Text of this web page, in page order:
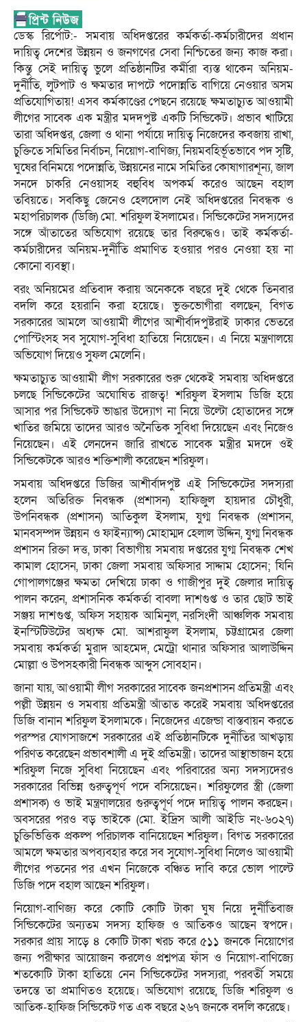
ডেস্ক রির্পোট:- সমবায় অধিদপ্তরের কর্মকর্তা-কর্মচারীদের প্রধান
দায়িত্ব দেশের উন্নয়ন ও জনগণের সেবা নিশ্চিতের জন্য কাজ করা।
কিন্তু সেই দায়িত্ব ভুলে প্রতিষ্ঠানটির কর্মীরা ব্যস্ত থাকেন অনিয়ম-
দুর্নীতি, লুটপাট ও ক্ষমতার দাপটে পদোন্নতি বাগিয়ে নেওয়ার অসম
প্রতিযোগিতায়! এসব কর্মকাণ্ডের পেছনে রয়েছে ক্ষমতাচ্যুত আওয়ামী
লীগের সাবেক এক মন্ত্রীর মদদপুষ্ট একটি সিন্ডিকেট। প্রভাব খাটিয়ে
তারা অধিদপ্তর, জেলা ও থানা পর্যায়ে দায়িত্ব নিজেদের কবজায় রাখা,
চুক্তিতে সমিতির নির্বাচন, নিয়োগ-বাণিজ্য, নিয়মবহির্ভূতভাবে পদ সৃষ্টি,
ঘুষের বিনিময়ে পদোন্নতি, উন্নয়নের নামে সমিতির কোষাগারশূন্য, জাল
সনদে চাকরি নেওয়াসহ বহুবিধ অপকর্ম করেও আছেন বহাল
তবিয়তে। সবকিছু জেনেও হেলদোল নেই অধিদপ্তরের নিবন্ধক ও
মহাপরিচালক (ডিজি) মো. শরিফুল ইসলামের। সিন্ডিকেটের সদস্যদের
সঙ্গে আঁতাতের অভিযোগ রয়েছে তার বিরুদ্ধেও। তাই কর্মকর্তা-
কর্মচারীদের অনিয়ম-দুর্নীতি প্রমাণিত হওয়ার পরও নেওয়া হয় না
কোনো ব্যবস্থা।
বরং অনিয়মের প্রতিবাদ করায় অনেককে বছরে দুই থেকে তিনবার
বদলি করে হয়রানি করা হয়েছে। ভুক্তভোগীরা বলছেন, বিগত
সরকারের আমলে আওয়ামী লীগের আশীর্বাদপুষ্টরাই ঢাকার ভেতরে
পোস্টিংসহ সব সুযোগ-সুবিধা হাতিয়ে নিয়েছেন। এ নিয়ে মন্ত্রণালয়ে
অভিযোগ দিয়েও সুফল মেলেনি।
ক্ষমতাচ্যুত আওয়ামী লীগ সরকারের শুরু থেকেই সমবায় অধিদপ্তরে
চলছে সিন্ডিকেটের অঘোষিত রাজত্ব! শরিফুল ইসলাম ডিজি হয়ে
আসার পর সিন্ডিকেট ভাঙার উদ্যোগ না নিয়ে উল্টো হোতাদের সঙ্গে
খাতির জমিয়ে তাদের আরও অনৈতিক সুবিধা দিয়েছেন এবং নিজেও
নিয়েছেন। এই লেনদেন জারি রাখতে সাবেক মন্ত্রীর মদদে ওই
সিন্ডিকেটকে আরও শক্তিশালী করেছেন শরিফুল।
সমবায় অধিদপ্তরে ডিজির আশীর্বাদপুষ্ট এই সিন্ডিকেটের সদস্যরা
হলেন অতিরিক্ত নিবন্ধক (প্রশাসন) হাফিজুল হায়দার চৌধুরী,
উপনিবন্ধক (প্রশাসন) আতিকুল ইসলাম, যুগ্ম নিবন্ধক (প্রশাসন,
মানবসম্পদ উন্নয়ন ও ফাইন্যান্স) মোহাম্মদ হেলাল উদ্দিন, যুগ্ম নিবন্ধক
প্রশাসন রিক্তা দত্ত, ঢাকা বিভাগীয় সমবায় দপ্তরের যুগ্ম নিবন্ধক শেখ
কামাল হোসেন, ঢাকা জেলা সমবায় অফিসার সাদ্দাম হোসেন; যিনি
গোপালগঞ্জের ক্ষমতা দেখিয়ে ঢাকা ও গাজীপুর দুই জেলার দায়িত্ব
পালন করেন, প্রশাসনিক কর্মকর্তা বাবলা দাশগুপ্ত ও তার ছোট ভাই
সঞ্জয় দাশগুপ্ত, অফিস সহায়ক আমিনুল, নরসিংদী আঞ্চলিক সমবায়
ইনস্টিটিউটের অধ্যক্ষ মো. আশরাফুল ইসলাম, চট্টগ্রামের জেলা
সমবায় কর্মকর্তা মুরাদ আহমেদ, মেট্রো থানার অফিসার আলাউদ্দিন
মোল্লা ও উপসহকারী নিবন্ধক আব্দুস সোবহান।
জানা যায়, আওয়ামী লীগ সরকারের সাবেক জনপ্রশাসন প্রতিমন্ত্রী এবং
পল্লী উন্নয়ন ও সমবায় প্রতিমন্ত্রী আঁতাত করেই সমবায় অধিদপ্তরের
ডিজি বানান শরিফুল ইসলামকে। নিজেদের এজেন্ডা বাস্তবায়ন করতে
পরস্পর যোগসাজশে সরকারের এই প্রতিষ্ঠানটিকে দুর্নীতির আখড়ায়
পরিণত করেছেন প্রভাবশালী এ দুই প্রতিমন্ত্রী। তাদের আস্থাভাজন হয়ে
শরিফুল নিজে সুবিধা নিয়েছেন এবং পরিবারের অন্য সদস্যদেরও
সরকারের বিভিন্ন গুরুত্বপূর্ণ পদে বসিয়েছেন। শরিফুলের স্ত্রী (জেলা
প্রশাসক) ও ভাই মন্ত্রণালয়ের গুরুত্বপূর্ণ পদে দায়িত্ব পালন করছেন।
অবসরের পরও বড় ভাইকে (মো. ইদ্রিস আলী আইডি নং-৬০২৭)
চুক্তিভিত্তিক প্রকল্প পরিচালক বানিয়েছেন শরিফুল। বিগত সরকারের
আমলে ক্ষমতার অপব্যবহার করে সব সুযোগ-সুবিধা নিলেও আওয়ামী
লীগের পতনের পর এখন নিজেকে বঞ্চিত দাবি করে ভোল পাল্টে
ডিজি পদে বহাল আছেন শরিফুল।
নিয়োগ-বাণিজ্য করে কোটি কোটি টাকা ঘুষ নিয়ে দুর্নীতিবাজ
সিন্ডিকেটের অন্যতম সদস্য হাফিজ ও আতিকও আছেন স্বপদে।
সরকার প্রায় সাড়ে ৪ কোটি টাকা খরচ করে ৫১১ জনকে নিয়োগের
জন্য পরীক্ষার আয়োজন করলেও প্রশ্নপত্র ফাঁস ও নিয়োগ-বাণিজ্যে
শতকোটি টাকা হাতিয়ে নেন সিন্ডিকেটের সদস্যরা, পরবর্তী সময়ে
তদন্তে তা প্রমাণিতও হয়েছে। অভিযোগ রয়েছে, ডিজি শরিফুল ও
আতিক-হাফিজ সিন্ডিকেট গত এক বছরে ২৬৭ জনকে বদলি করেছে।